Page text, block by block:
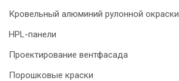
Кровельный алюминий рулонной окраски
HPL-панели
Проектирование вентфасада
Порошковые краски